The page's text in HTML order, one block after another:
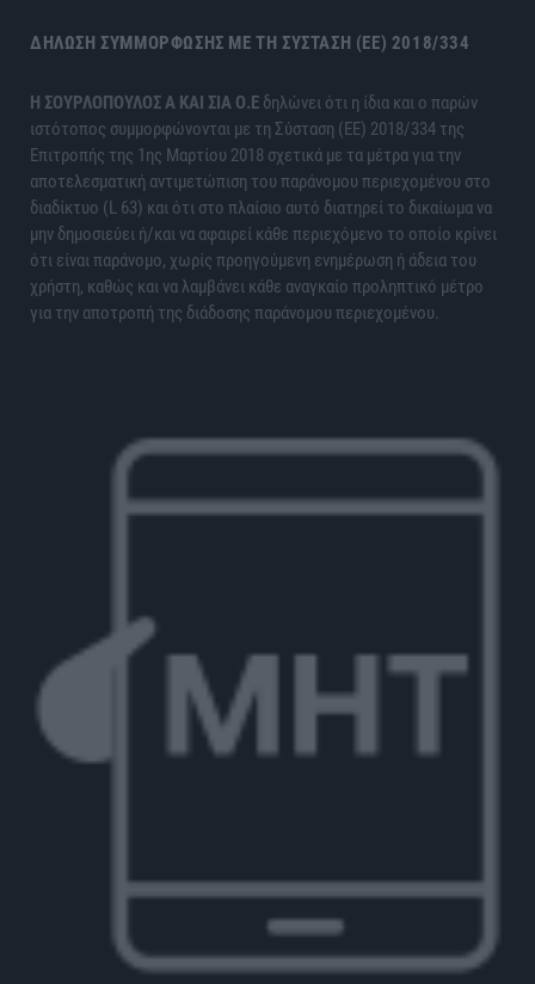
ΔΉΛΩΣΗ ΣΥΜΜΌΡΦΩΣΗΣ ΜΕ ΤΗ ΣΎΣΤΑΣΗ (ΕΕ) 2018/334
H ΣΟΥΡΛΟΠΟΥΛΟΣ Α ΚΑΙ ΣΙΑ Ο.Ε δηλώνει ότι η ίδια και ο παρών
ιστότοπος συμμορφώνονται με τη Σύσταση (ΕΕ) 2018/334 της
Επιτροπής της 1ης Μαρτίου 2018 σχετικά με τα μέτρα για την
αποτελεσματική αντιμετώπιση του παράνομου περιεχομένου στο
διαδίκτυο (L 63) και ότι στο πλαίσιο αυτό διατηρεί το δικαίωμα να
μην δημοσιεύει ή/και να αφαιρεί κάθε περιεχόμενο το οποίο κρίνει
ότι είναι παράνομο, χωρίς προηγούμενη ενημέρωση ή άδεια του
χρήστη, καθώς και να λαμβάνει κάθε αναγκαίο προληπτικό μέτρο
για την αποτροπή της διάδοσης παράνομου περιεχομένου.